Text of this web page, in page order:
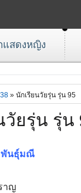
แสดงหญิง
» นักเรียนวัยรุ่น รุ่น 95
วัยรุ่น รุ่น
พันธุ์มณี
าญ